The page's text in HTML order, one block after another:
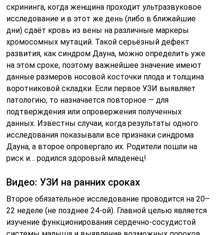
скрининга, когда женщина проходит ультразвуковое
исследование и в этот же день (либо в ближайшие
дни) сдаёт кровь из вены на различные маркеры
хромосомных мутаций. Такой серьёзный дефект
развития, как синдром Дауна, можно определить уже
на этом сроке, поэтому важнейшее значение имеют
данные размеров носовой косточки плода и толщина
воротниковой складки. Если первое УЗИ выявляет
патологию, то назначается повторное — для
подтверждения или опровержения полученных
данных. Известны случаи, когда результаты одного
исследования показывали все признаки синдрома
Дауна, а второе опровергало их. Родители пошли на
риск и… родился здоровый младенец!
Видео: УЗИ на ранних сроках
Второе обязательное исследование проводится на 20–
22 неделе (не позднее 24-ой). Главной целью является
изучение функционирования сердечно-сосудистой